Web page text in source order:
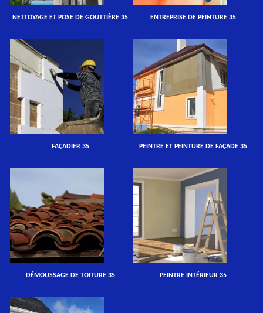
NETTOYAGE ET POSE DE GOUTTIÈRE 35 ENTREPRISE DE PEINTURE 35
FAÇADIER 35 PEINTRE ET PEINTURE DE FAÇADE 35
DÉMOUSSAGE DE TOITURE 35 PEINTRE INTÉRIEUR 35